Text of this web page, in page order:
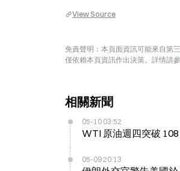
View Source
免責聲明：本頁面資訊可能來自第
僅依賴本頁資訊作出決策。詳情請
相關新聞
05-10 03:52
WTI 原油週四突破
05-09 20:13